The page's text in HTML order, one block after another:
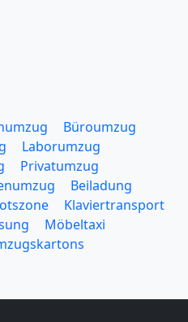
Büroumzug
Laborumzug
Privatumzug
Beiladung
Klaviertransport
Möbeltaxi